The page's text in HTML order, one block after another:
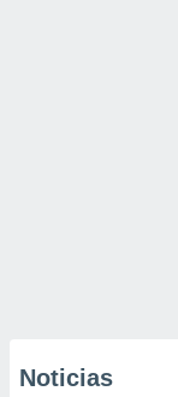
Noticias